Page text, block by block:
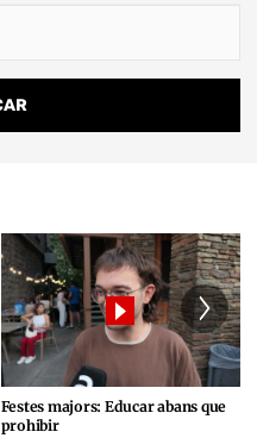
Festes majors: Educar abans que
prohibir